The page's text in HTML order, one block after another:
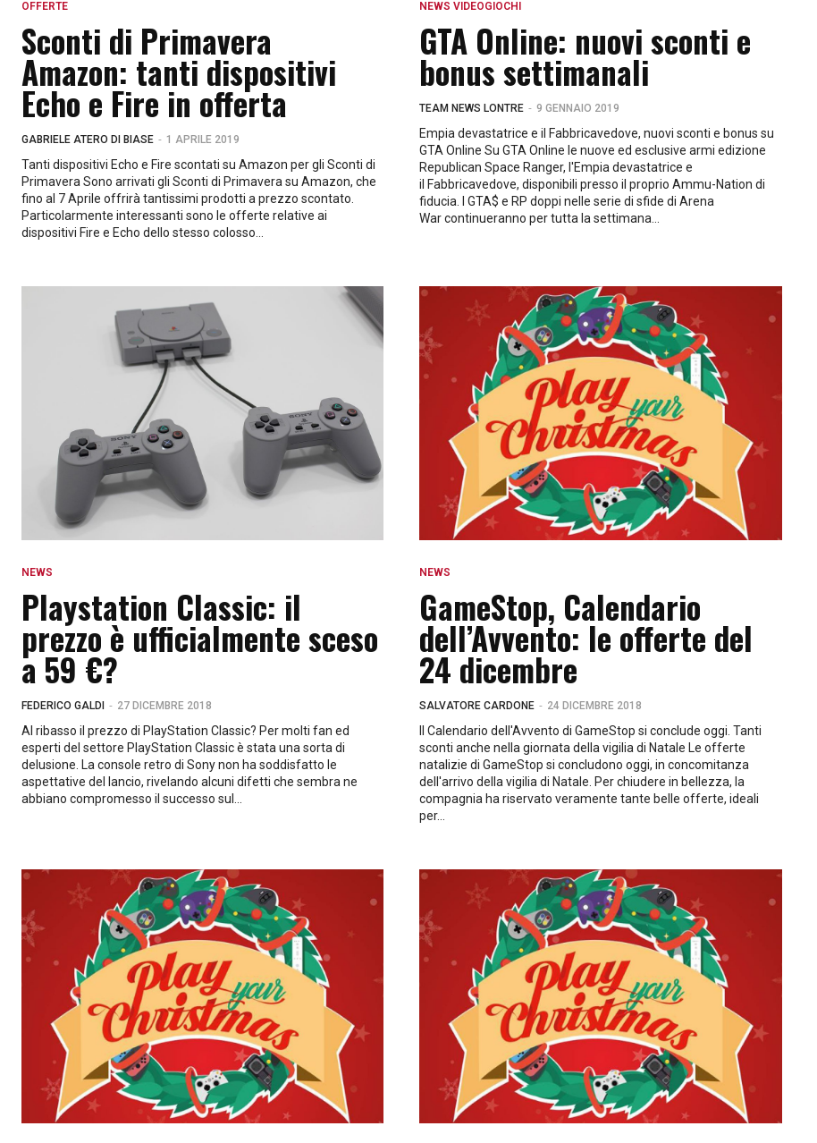
OFFERTE
Sconti di Primavera
Amazon: tanti dispositivi
Echo e Fire in offerta
GABRIELE ATERO DI BIASE - 1 APRILE 2019
Tanti dispositivi Echo e Fire scontati su Amazon per gli Sconti di
Primavera Sono arrivati gli Sconti di Primavera su Amazon, che
fino al 7 Aprile offrirà tantissimi prodotti a prezzo scontato.
Particolarmente interessanti sono le offerte relative ai
dispositivi Fire e Echo dello stesso colosso...
NEWS VIDEOGIOCHI
GTA Online: nuovi sconti e
bonus settimanali
TEAM NEWS LONTRE - 9 GENNAIO 2019
Empia devastatrice e il Fabbricavedove, nuovi sconti e bonus su
GTA Online Su GTA Online le nuove ed esclusive armi edizione
Republican Space Ranger, l'Empia devastatrice e
il Fabbricavedove, disponibili presso il proprio Ammu-Nation di
fiducia. I GTA$ e RP doppi nelle serie di sfide di Arena
War continueranno per tutta la settimana...
NEWS
Playstation Classic: il
prezzo è ufficialmente sceso
a 59 €?
FEDERICO GALDI - 27 DICEMBRE 2018
Al ribasso il prezzo di PlayStation Classic? Per molti fan ed
esperti del settore PlayStation Classic è stata una sorta di
delusione. La console retro di Sony non ha soddisfatto le
aspettative del lancio, rivelando alcuni difetti che sembra ne
abbiano compromesso il successo sul...
NEWS
GameStop, Calendario
dell’Avvento: le offerte del
24 dicembre
SALVATORE CARDONE - 24 DICEMBRE 2018
Il Calendario dell'Avvento di GameStop si conclude oggi. Tanti
sconti anche nella giornata della vigilia di Natale Le offerte
natalizie di GameStop si concludono oggi, in concomitanza
dell'arrivo della vigilia di Natale. Per chiudere in bellezza, la
compagnia ha riservato veramente tante belle offerte, ideali
per...